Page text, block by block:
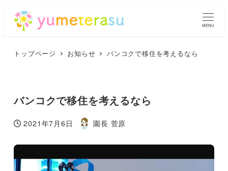
MENU
トップページ お知らせ バンコクで移住を考えるなら
バンコクで移住を考えるなら
投稿日
2021年7月6日
著
園長 菅原